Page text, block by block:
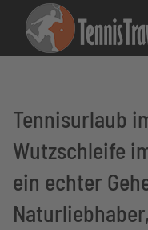
Tennisurlaub
Wutzschleife
ein echter